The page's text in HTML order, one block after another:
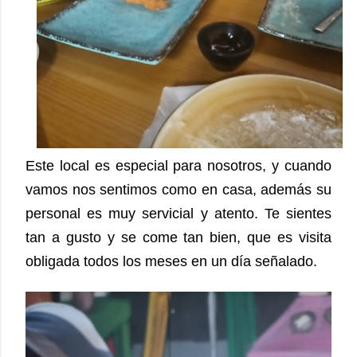
Este local es especial para nosotros, y cuando
vamos nos sentimos como en casa, además su
personal es muy servicial y atento. Te sientes
tan a gusto y se come tan bien, que es visita
obligada todos los meses en un día señalado.